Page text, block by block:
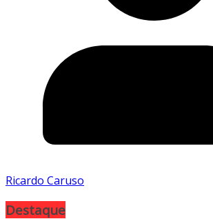
Ricardo Caruso
Destaque